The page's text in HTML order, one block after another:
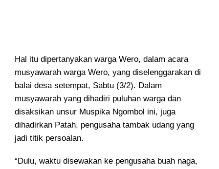
Hal itu dipertanyakan warga Wero, dalam acara
musyawarah warga Wero, yang diselenggarakan di
balai desa setempat, Sabtu (3/2). Dalam
musyawarah yang dihadiri puluhan warga dan
disaksikan unsur Muspika Ngombol ini, juga
dihadirkan Patah, pengusaha tambak udang yang
jadi titik persoalan.
“Dulu, waktu disewakan ke pengusaha buah naga,